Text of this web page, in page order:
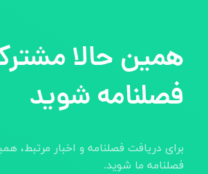
همین حالا
فصلنامه شوید
برای دریافت فصلنامه و اخبار مرتبط،
فصلنامه ما شوید.